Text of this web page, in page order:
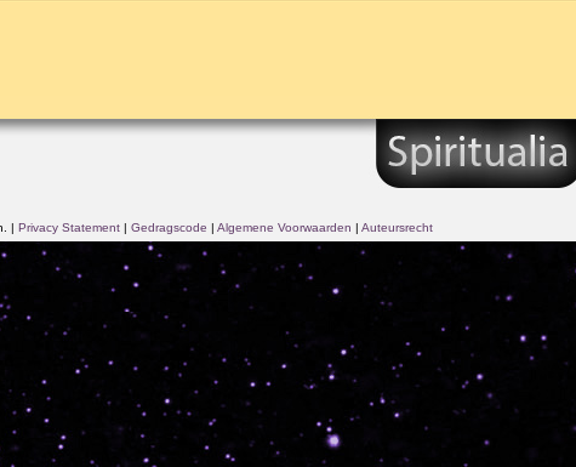
| Privacy Statement| Gedragscode | Algemene Voorwaarden | Auteursrecht